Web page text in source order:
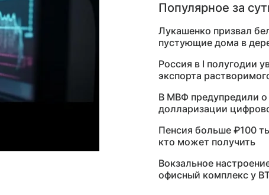
Популярное за
Лукашенко призвал
пустующие дома в
Россия в I полугодии
экспорта
В МВФ предупредили о
долларизации
Пенсия больше ₽100
кто может получить
Вокзальное
офисный комплекс у